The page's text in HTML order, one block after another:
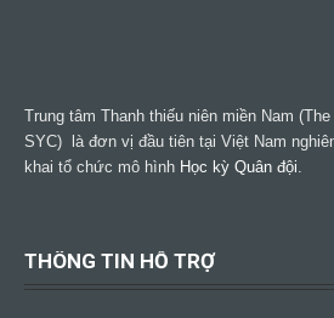
Trung tâm Thanh thiếu niên miền Nam
SYC) là đơn vị đầu tiên tại Việt Nam
khai tổ chức mô hình Học kỳ Quân đội.
THÔNG TIN HỖ TRỢ